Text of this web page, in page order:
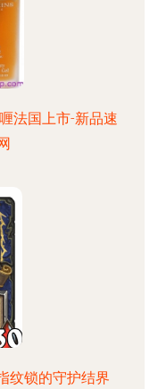
法国上市-新品速
纹锁的守护结界